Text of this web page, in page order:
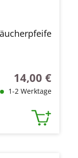
Regulärer Preis:
14,00 €
1-2 Werktage